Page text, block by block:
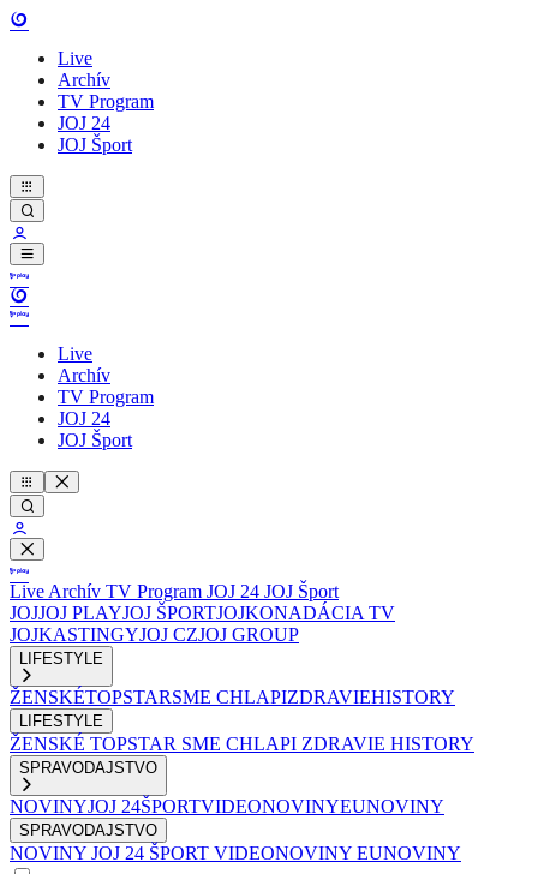
Live
Archív
TV Program
JOJ 24
JOJ Šport
Live
Archív
TV Program
JOJ 24
JOJ Šport
Live Archív TV Program JOJ 24 JOJ Šport
JOJJOJ PLAYJOJ ŠPORTJOJKONADÁCIA TV
JOJKASTINGYJOJ CZJOJ GROUP
LIFESTYLE
ŽENSKÉTOPSTARSME CHLAPIZDRAVIEHISTORY
LIFESTYLE
ŽENSKÉ TOPSTAR SME CHLAPI ZDRAVIE HISTORY
SPRAVODAJSTVO
NOVINYJOJ 24ŠPORTVIDEONOVINYEUNOVINY
SPRAVODAJSTVO
NOVINY JOJ 24 ŠPORT VIDEONOVINY EUNOVINY